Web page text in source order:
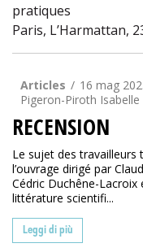
pratiques
Paris, L’Harmattan,
Articles 16 mag
Pigeron-Piroth
RECENSION
Le sujet des travailleurs
l’ouvrage dirigé par
Cédric Duchêne-
littérature scientifi...
Leggi di più